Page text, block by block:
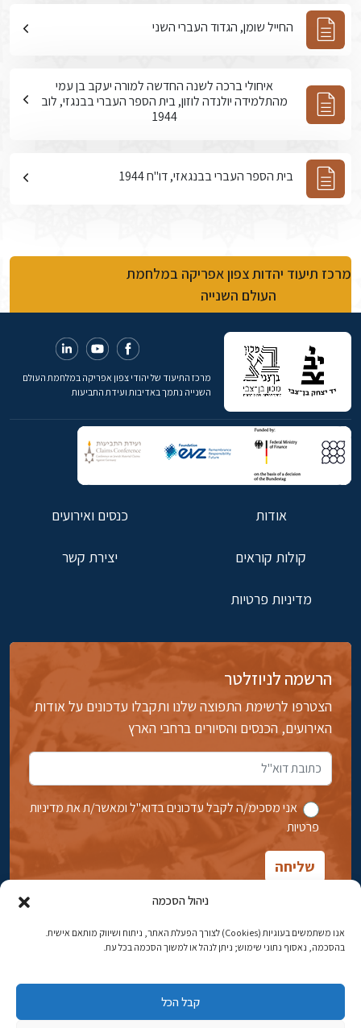
ניהול הסכמה
אנו משתמשים בעוגיות (Cookies) לצורך הפעלת האתר, ניתוח ושיווק מותאם אישית.
בהסכמה, נאסוף נתוני שימוש; ניתן לנהל או למשוך הסכמה בכל עת.
קבל הכל
החייל שומן, הגדוד העברי השני
איחולי ברכה לשנה החדשה למורה יעקב בן עמי
מהתלמידה יולנדה לוזון, בית הספר העברי בבנגזי, לוב
1944
בית הספר העברי בבנגאזי, דו"ח 1944
מרכז תיעוד יהדות צפון אפריקה במלחמת
העולם השנייה
מרכז התיעוד של יהודי צפון אפריקה במלחמת העולם
השנייה נתמך באדיבות ועידת התביעות
אודות כנסים ואירועים
קולות קוראים יצירת קשר
מדיניות פרטיות
הרשמה לניוזלטר
הצטרפו לרשימת התפוצה שלנו ותקבלו עדכונים על אודות
האירועים, הכנסים והסיורים ברחבי הארץ
אני מסכימ/ה לקבל עדכונים בדוא''ל ומאשר/ת את מדיניות
פרטיות
אבן גבירול 14, רחביה, ירושלים
טלפון:02-5398869
כתובת דוא"ל:najww2@ybz.org.il